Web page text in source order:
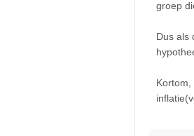
groep
Dus als